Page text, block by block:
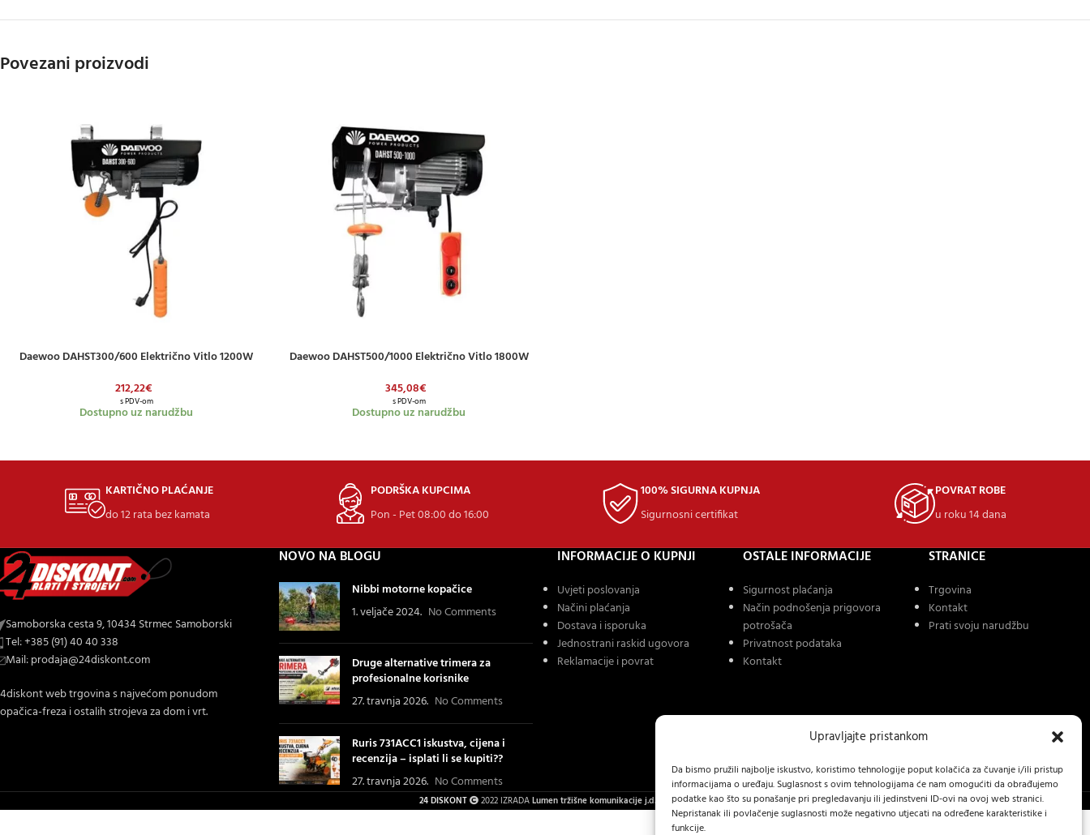
Upravljajte pristankom
Da bismo pružili najbolje iskustvo, koristimo tehnologije poput kolačića za čuvanje i/ili pristup
informacijama o uređaju. Suglasnost s ovim tehnologijama će nam omogućiti da obrađujemo
podatke kao što su ponašanje pri pregledavanju ili jedinstveni ID-ovi na ovoj web stranici.
Nepristanak ili povlačenje suglasnosti može negativno utjecati na određene karakteristike i
funkcije.
Povezani proizvodi
DODAJ U KOŠARICU
Daewoo DAHST300/600 Električno Vitlo 1200W
212,22€
s PDV-om
Dostupno uz narudžbu
DODAJ U KOŠARICU
Daewoo DAHST500/1000 Električno Vitlo 1800W
345,08€
s PDV-om
Dostupno uz narudžbu
KARTIČNO PLAĆANJE
do 12 rata bez kamata
PODRŠKA KUPCIMA
Pon - Pet 08:00 do 16:00
100% SIGURNA KUPNJA
Sigurnosni certifikat
POVRAT ROBE
u roku 14 dana
Samoborska cesta 9, 10434 Strmec Samoborski
Tel: +385 (91) 40 40 338
Mail: prodaja@24diskont.com
web trgovina s najvećom ponudom
freza i ostalih strojeva za dom i vrt.
NOVO NA BLOGU
Nibbi motorne kopačice
1. veljače 2024. No Comments
Druge alternative trimera za
profesionalne korisnike
27. travnja 2026. No Comments
Ruris 731ACC1 iskustva, cijena i
recenzija – isplati li se kupiti??
27. travnja 2026. No Comments
INFORMACIJE O KUPNJI
Uvjeti poslovanja
Načini plaćanja
Dostava i isporuka
Jednostrani raskid ugovora
Reklamacije i povrat
OSTALE INFORMACIJE
Sigurnost plaćanja
Način podnošenja prigovora
potrošača
Privatnost podataka
Kontakt
STRANICE
Trgovina
Kontakt
Prati svoju narudžbu
24 DISKONT 2022 IZRADALumen tržišne komunikacije j.d.o.o.